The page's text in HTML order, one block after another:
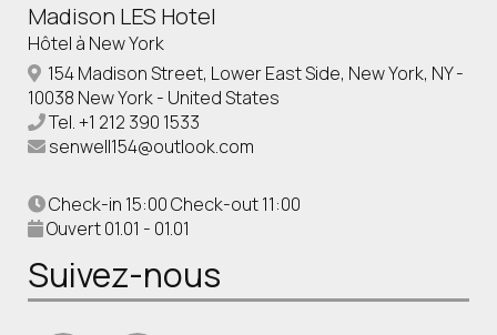
Madison LES Hotel
Hôtel à New York
154 Madison Street, Lower East Side, New York, NY -
10038 New York - United States
Tel.+1 212 390 1533
senwell154@outlook.com
Check-in 15:00 Check-out 11:00
Ouvert 01.01 - 01.01
Suivez-nous